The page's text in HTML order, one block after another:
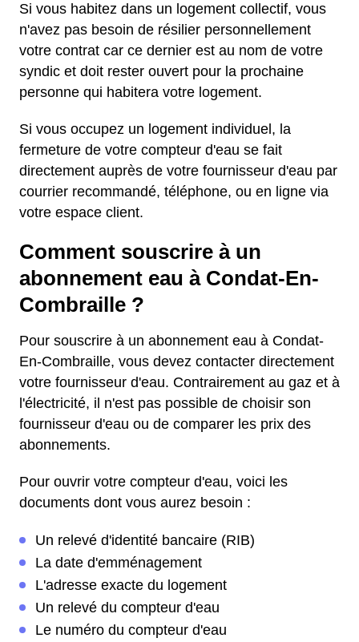
Si vous habitez dans un logement collectif, vous
n'avez pas besoin de résilier personnellement
votre contrat car ce dernier est au nom de votre
syndic et doit rester ouvert pour la prochaine
personne qui habitera votre logement.
Si vous occupez un logement individuel, la
fermeture de votre compteur d'eau se fait
directement auprès de votre fournisseur d'eau par
courrier recommandé, téléphone, ou en ligne via
votre espace client.
Comment souscrire à un
abonnement eau à Condat-En-
Combraille ?
Pour souscrire à un abonnement eau à Condat-
En-Combraille, vous devez contacter directement
votre fournisseur d'eau. Contrairement au gaz et à
l'électricité, il n'est pas possible de choisir son
fournisseur d'eau ou de comparer les prix des
abonnements.
Pour ouvrir votre compteur d'eau, voici les
documents dont vous aurez besoin :
Un relevé d'identité bancaire (RIB)
La date d'emménagement
L'adresse exacte du logement
Un relevé du compteur d'eau
Le numéro du compteur d'eau